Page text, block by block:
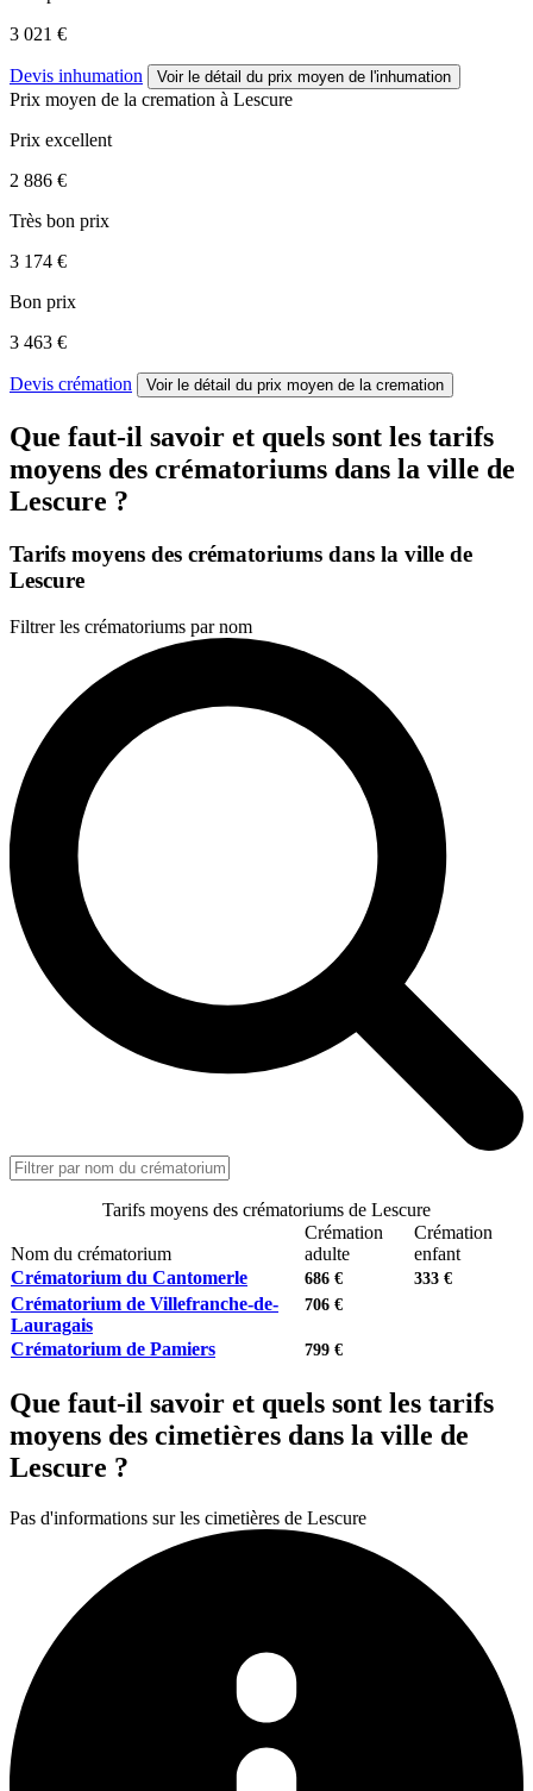
3 021 €
Devis inhumation Voir le détail du prix moyen de l'inhumation
Prix moyen de la cremation à Lescure
Prix excellent
2 886 €
Très bon prix
3 174 €
Bon prix
3 463 €
Devis crémation Voir le détail du prix moyen de la cremation
Que faut-il savoir et quels sont les tarifs
moyens des crématoriums dans la ville de
Lescure ?
Tarifs moyens des crématoriums dans la ville de
Lescure
Filtrer les crématoriums par nom
Tarifs moyens des crématoriums de Lescure
Nom du crématorium
Crémation
adulte
Crémation
enfant
Crématorium du Cantomerle
686 € 333 €
Crématorium de Villefranche-de-
Lauragais
706 €
Crématorium de Pamiers 799 €
Que faut-il savoir et quels sont les tarifs
moyens des cimetières dans la ville de
Lescure ?
Pas d'informations sur les cimetières de Lescure